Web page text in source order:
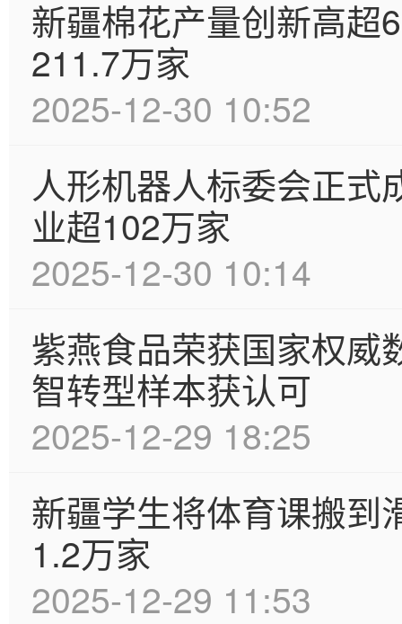
新疆棉花产量创新高超
211.7万家
2025-12-30 10:52
人形机器人标委会正式
业超102万家
2025-12-30 10:14
紫燕食品荣获国家权威
智转型样本获认可
2025-12-29 18:25
新疆学生将体育课搬到
1.2万家
2025-12-29 11:53